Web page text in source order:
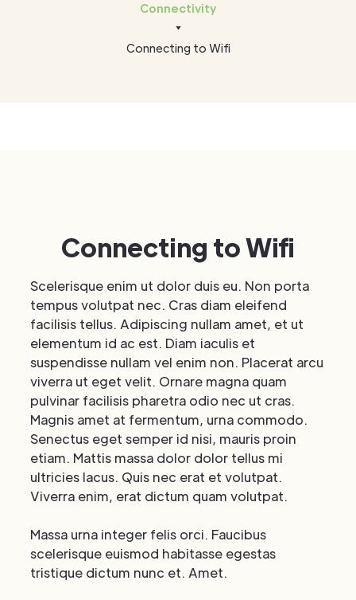
Connectivity
Connecting to Wifi
Connecting to Wifi
Scelerisque enim ut dolor duis eu. Non porta
tempus volutpat nec. Cras diam eleifend
facilisis tellus. Adipiscing nullam amet, et ut
elementum id ac est. Diam iaculis et
suspendisse nullam vel enim non. Placerat arcu
viverra ut eget velit. Ornare magna quam
pulvinar facilisis pharetra odio nec ut cras.
Magnis amet at fermentum, urna commodo.
Senectus eget semper id nisi, mauris proin
etiam. Mattis massa dolor dolor tellus mi
ultricies lacus. Quis nec erat et volutpat.
Viverra enim, erat dictum quam volutpat.
Massa urna integer felis orci. Faucibus
scelerisque euismod habitasse egestas
tristique dictum nunc et. Amet.